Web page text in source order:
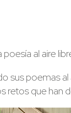
al aire
sus poemas
retos que han